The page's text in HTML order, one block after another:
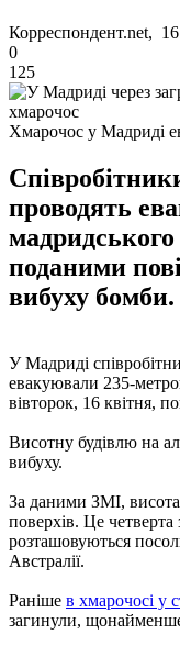
Корреспондент.net,
0
125
Хмарочос у Мадриді
проводять
поданими
вибуху бомби.
У Мадриді
евакуювали 235-
вівторок, 16 квітня,
Висотну будівлю на
вибуху.
За даними ЗМІ, висота
поверхів. Це
розташовуються
Австралії.
Раніше в хмарочосі у
загинули,